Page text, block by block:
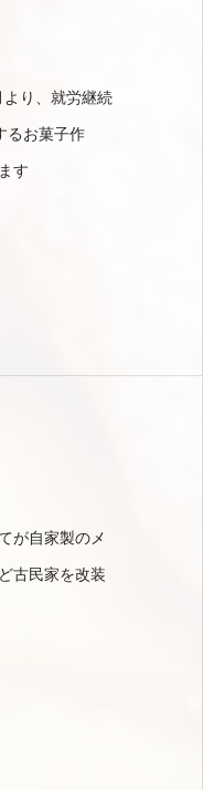
り、就労継続
るお菓子作
す
が自家製のメ
古民家を改装